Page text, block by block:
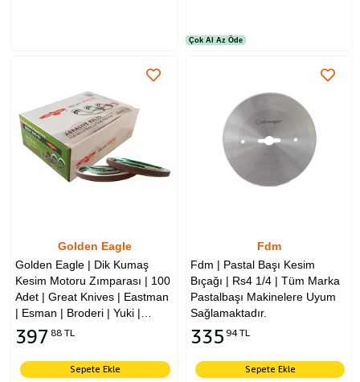
Çok Al Az Öde
Golden Eagle
Golden Eagle | Dik Kumaş
Kesim Motoru Zımparası | 100
Adet | Great Knives | Eastman
| Esman | Broderi | Yuki |
Dayang | Escort | Kingstar
Marka Dik Kesim Motorlarına
Uyumludur
397 88 TL
Sepete Ekle
Fdm
Fdm | Pastal Başı Kesim
Bıçağı | Rs4 1/4 | Tüm Marka
Pastalbaşı Makinelere Uyum
Sağlamaktadır.
335 94 TL
Sepete Ekle